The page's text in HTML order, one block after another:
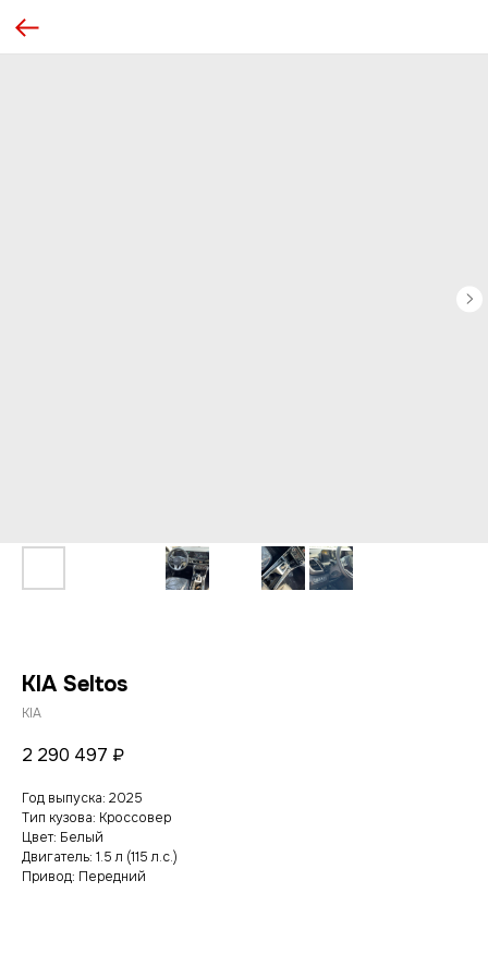
KIA Seltos
KIA
2 290 497 ₽
Год выпуска: 2025
Тип кузова: Кроссовер
Цвет: Белый
Двигатель: 1.5 л (115 л.с.)
Привод: Передний